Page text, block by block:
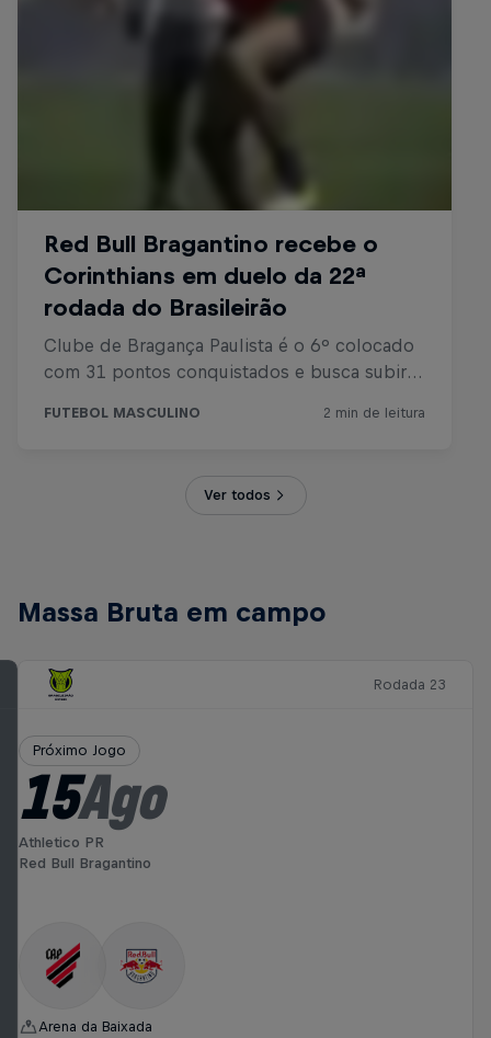
Ver todos
Massa Bruta em campo
Rodada 23
Próximo Jogo
15Ago
Athletico PR
Red Bull Bragantino
Arena da Baixada